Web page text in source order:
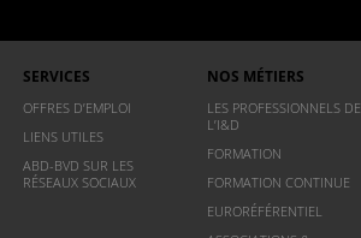
SERVICES
OFFRES D’EMPLOI
LIENS UTILES
ABD-BVD SUR LES
RÉSEAUX SOCIAUX
NOS MÉTIERS
LES PROFESSIONNELS DE
L’I&D
FORMATION
FORMATION CONTINUE
EURORÉFÉRENTIEL